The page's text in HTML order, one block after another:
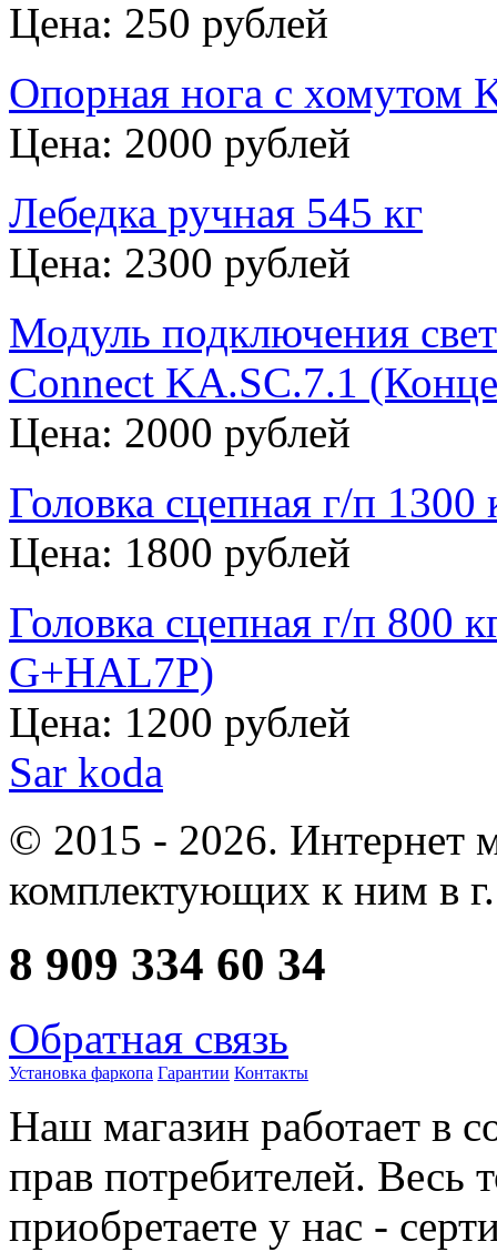
Цена: 250 рублей
Опорная нога с хомутом
Цена: 2000 рублей
Лебедка ручная 545 кг
Цена: 2300 рублей
Модуль подключения
Connect KA.SC.7.1
Цена: 2000 рублей
Головка сцепная г/п
Цена: 1800 рублей
Головка сцепная г/п 800
G+HAL7P)
Цена: 1200 рублей
Sar koda
© 2015 - 2026. Интернет
комплектующих к ним в
8 909 334 60 34
Обратная связь
Установка фаркопа Гарантии Контакты
Наш магазин работает в
прав потребителей. Весь
приобретаете у нас -